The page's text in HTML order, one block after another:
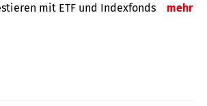
mit ETF und Indexfonds mehr